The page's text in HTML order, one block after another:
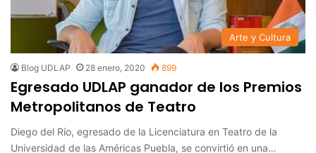
Arte y Cultura
Blog UDLAP 28 enero, 2020 899
Egresado UDLAP ganador de los Premios
Metropolitanos de Teatro
Diego del Río, egresado de la Licenciatura en Teatro de la
Universidad de las Américas Puebla, se convirtió en una…